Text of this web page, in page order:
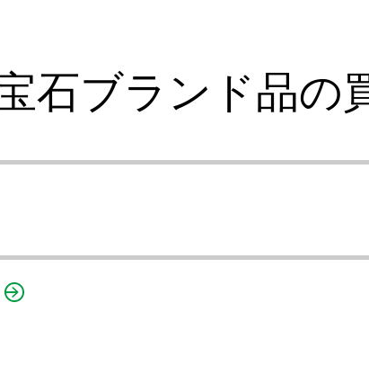
石ブランド品の